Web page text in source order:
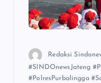
Redaksi
#SINDOnewsJateng
#PolresPurbalingga